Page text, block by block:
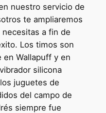
nuestro servicio de
te ampliaremos
a fin de
Los timos son
Wallapuff y en
silicona
juguetes de
del campo de
siempre fue